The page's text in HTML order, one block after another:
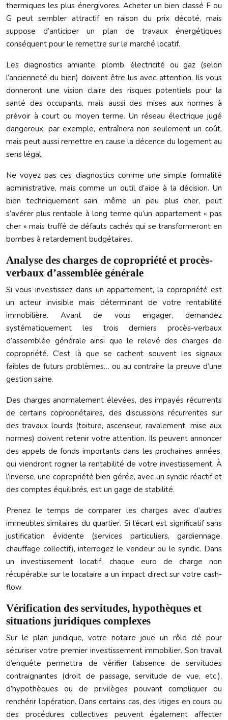
thermiques les plus énergivores. Acheter un bien classé F ou
G peut sembler attractif en raison du prix décoté, mais
suppose d’anticiper un plan de travaux énergétiques
conséquent pour le remettre sur le marché locatif.
Les diagnostics amiante, plomb, électricité ou gaz (selon
l’ancienneté du bien) doivent être lus avec attention. Ils vous
donneront une vision claire des risques potentiels pour la
santé des occupants, mais aussi des mises aux normes à
prévoir à court ou moyen terme. Un réseau électrique jugé
dangereux, par exemple, entraînera non seulement un coût,
mais peut aussi remettre en cause la décence du logement au
sens légal.
Ne voyez pas ces diagnostics comme une simple formalité
administrative, mais comme un outil d’aide à la décision. Un
bien techniquement sain, même un peu plus cher, peut
s’avérer plus rentable à long terme qu’un appartement « pas
cher » mais truffé de défauts cachés qui se transformeront en
bombes à retardement budgétaires.
Analyse des charges de copropriété et procès-
verbaux d’assemblée générale
Si vous investissez dans un appartement, la copropriété est
un acteur invisible mais déterminant de votre rentabilité
immobilière. Avant de vous engager, demandez
systématiquement les trois derniers procès-verbaux
d’assemblée générale ainsi que le relevé des charges de
copropriété. C’est là que se cachent souvent les signaux
faibles de futurs problèmes… ou au contraire la preuve d’une
gestion saine.
Des charges anormalement élevées, des impayés récurrents
de certains copropriétaires, des discussions récurrentes sur
des travaux lourds (toiture, ascenseur, ravalement, mise aux
normes) doivent retenir votre attention. Ils peuvent annoncer
des appels de fonds importants dans les prochaines années,
qui viendront rogner la rentabilité de votre investissement. À
l’inverse, une copropriété bien gérée, avec un syndic réactif et
des comptes équilibrés, est un gage de stabilité.
Prenez le temps de comparer les charges avec d’autres
immeubles similaires du quartier. Si l’écart est significatif sans
justification évidente (services particuliers, gardiennage,
chauffage collectif), interrogez le vendeur ou le syndic. Dans
un investissement locatif, chaque euro de charge non
récupérable sur le locataire a un impact direct sur votre cash-
flow.
Vérification des servitudes, hypothèques et
situations juridiques complexes
Sur le plan juridique, votre notaire joue un rôle clé pour
sécuriser votre premier investissement immobilier. Son travail
d’enquête permettra de vérifier l’absence de servitudes
contraignantes (droit de passage, servitude de vue, etc.),
d’hypothèques ou de privilèges pouvant compliquer ou
renchérir l’opération. Dans certains cas, des litiges en cours ou
des procédures collectives peuvent également affecter